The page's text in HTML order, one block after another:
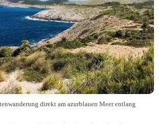
direkt am azurblauen Meer entlang